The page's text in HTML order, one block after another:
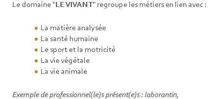
Le domaine "LE VIVANT" regroupe les métiers en lien avec :
La matière analysée
La santé humaine
Le sport et la motricité
La vie végétale
La vie animale
Exemple de professionnel(le)s présent(e)s : laborantin,